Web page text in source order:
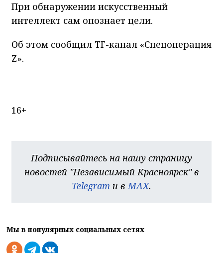
При обнаружении искусственный
интеллект сам опознает цели.
Об этом сообщил ТГ-канал «Спецоперация
Z».
16+
Подписывайтесь на нашу страницу
новостей "Независимый Красноярск" в
Telegram и вMAX.
Мы в популярных социальных сетях